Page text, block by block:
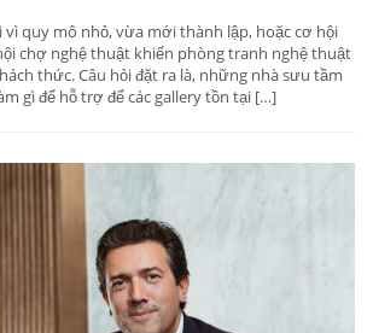
vì quy mô nhỏ, vừa mới thành lập, hoặc cơ hội
chợ nghệ thuật khiến phòng tranh nghệ thuật
thức. Câu hỏi đặt ra là, những nhà sưu tầm
gì để hỗ trợ để các gallery tồn tại […]